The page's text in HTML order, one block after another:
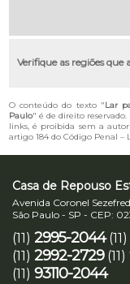
Verifique as regiões que
O conteúdo do texto "Lar
Paulo" é de direito
links, é proibida sem a
artigo 184 do Código Penal –
Casa de Repouso
Avenida Coronel
São Paulo - SP - CEP:
(11) 2995-2044 (11)
(11) 2992-2729 (11)
(11) 93110-2044